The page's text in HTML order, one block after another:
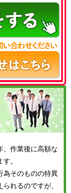
、作業後に高額な
。
為そのものの特異
れるのですが、